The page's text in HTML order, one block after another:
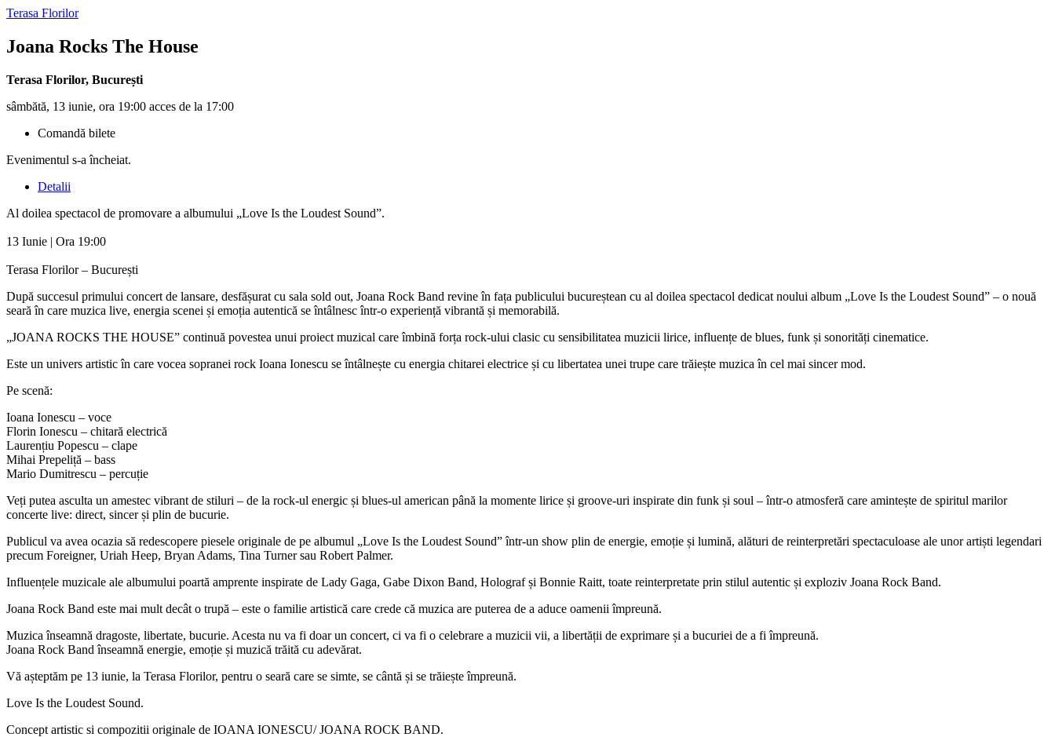
Terasa Florilor
Joana Rocks The House
Terasa Florilor, București
sâmbătă, 13 iunie, ora 19:00 acces de la 17:00
Comandă bilete
Evenimentul s-a încheiat.
Detalii
Al doilea spectacol de promovare a albumului „Love Is the Loudest Sound”.
13 Iunie | Ora 19:00
Terasa Florilor – București
După succesul primului concert de lansare, desfășurat cu sala sold out, Joana Rock Band revine în fața publicului bucureștean cu al doilea spectacol dedicat noului album „Love Is the Loudest Sound” – o nouă
seară în care muzica live, energia scenei și emoția autentică se întâlnesc într-o experiență vibrantă și memorabilă.
„JOANA ROCKS THE HOUSE” continuă povestea unui proiect muzical care îmbină forța rock-ului clasic cu sensibilitatea muzicii lirice, influențe de blues, funk și sonorități cinematice.
Este un univers artistic în care vocea sopranei rock Ioana Ionescu se întâlnește cu energia chitarei electrice și cu libertatea unei trupe care trăiește muzica în cel mai sincer mod.
Pe scenă:
Ioana Ionescu – voce
Florin Ionescu – chitară electrică
Laurențiu Popescu – clape
Mihai Prepeliță – bass
Mario Dumitrescu – percuție
Veți putea asculta un amestec vibrant de stiluri – de la rock-ul energic și blues-ul american până la momente lirice și groove-uri inspirate din funk și soul – într-o atmosferă care amintește de spiritul marilor
concerte live: direct, sincer și plin de bucurie.
Publicul va avea ocazia să redescopere piesele originale de pe albumul „Love Is the Loudest Sound” într-un show plin de energie, emoție și lumină, alături de reinterpretări spectaculoase ale unor artiști legendari
precum Foreigner, Uriah Heep, Bryan Adams, Tina Turner sau Robert Palmer.
Influențele muzicale ale albumului poartă amprente inspirate de Lady Gaga, Gabe Dixon Band, Holograf și Bonnie Raitt, toate reinterpretate prin stilul autentic și exploziv Joana Rock Band.
Joana Rock Band este mai mult decât o trupă – este o familie artistică care crede că muzica are puterea de a aduce oamenii împreună.
Muzica înseamnă dragoste, libertate, bucurie. Acesta nu va fi doar un concert, ci va fi o celebrare a muzicii vii, a libertății de exprimare și a bucuriei de a fi împreună.
Joana Rock Band înseamnă energie, emoție și muzică trăită cu adevărat.
Vă așteptăm pe 13 iunie, la Terasa Florilor, pentru o seară care se simte, se cântă și se trăiește împreună.
Love Is the Loudest Sound.
Concept artistic si compozitii originale de IOANA IONESCU/ JOANA ROCK BAND.